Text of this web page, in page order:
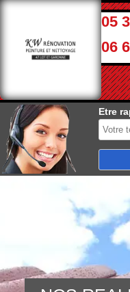
05
06
Etre